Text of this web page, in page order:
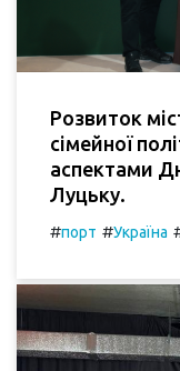
Розвиток
сімейної
аспектами
Луцьку.
#порт #Україна